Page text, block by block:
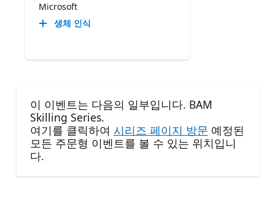
Microsoft
생체 인식
이 이벤트는 다음의 일부입니다. BAM
Skilling Series.
여기를 클릭하여 시리즈 페이지 방문 예정된
모든 주문형 이벤트를 볼 수 있는 위치입니
다.